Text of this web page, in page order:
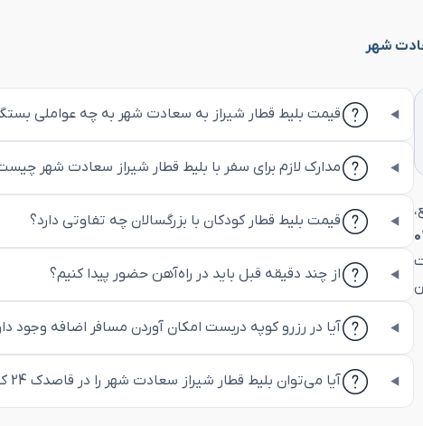
شهر
قیمت بلیط قطار شیراز به سعادت شهر به چه عواملی
مدارک لازم برای سفر با بلیط قطار شیراز سعادت شهر
قیمت بلیط قطار کودکان با بزرگسالان چه تفاوتی دارد؟
از چند دقیقه قبل باید در راه‌آهن حضور پیدا کنیم؟
آیا در رزرو کوپه دربست امکان آوردن مسافر اضافه وجود
آیا می‌توان بلیط قطار شیراز سعادت شهر را در قاصدک 24 کنسل کرد؟